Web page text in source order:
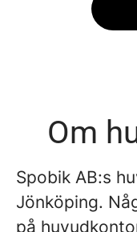
Om
Spobik AB:s
Jönköping.
på